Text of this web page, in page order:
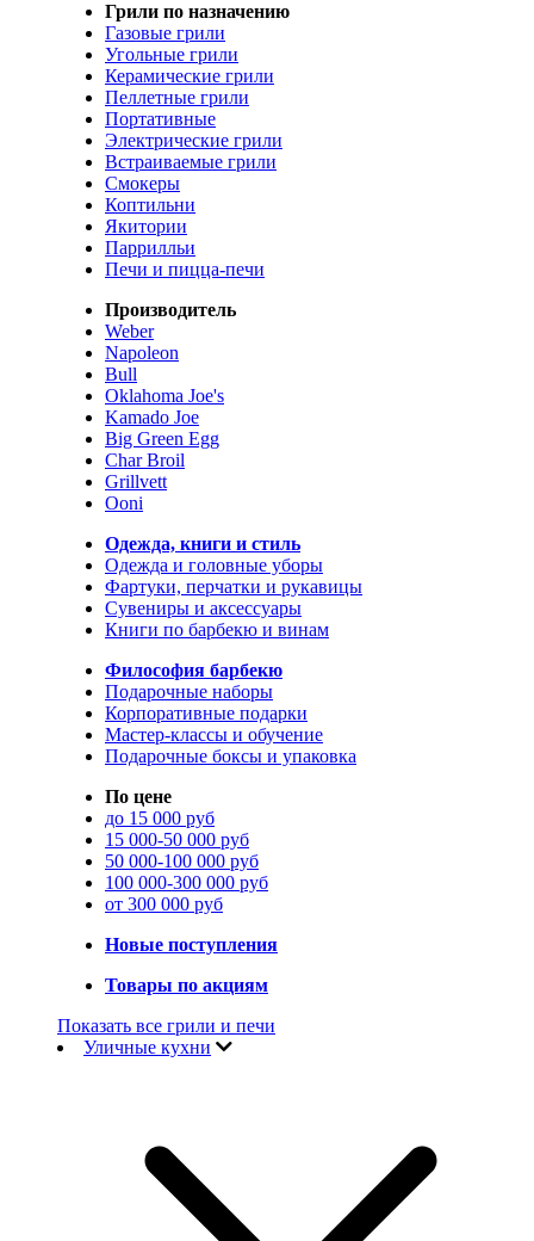
Грили по назначению
Газовые грили
Угольные грили
Керамические грили
Пеллетные грили
Портативные
Электрические грили
Встраиваемые грили
Смокеры
Коптильни
Якитории
Паррилльи
Печи и пицца-печи
Производитель
Weber
Napoleon
Bull
Oklahoma Joe's
Kamado Joe
Big Green Egg
Char Broil
Grillvett
Ooni
Одежда, книги и стиль
Одежда и головные уборы
Фартуки, перчатки и рукавицы
Сувениры и аксессуары
Книги по барбекю и винам
Философия барбекю
Подарочные наборы
Корпоративные подарки
Мастер-классы и обучение
Подарочные боксы и упаковка
По цене
до 15 000 руб
15 000-50 000 руб
50 000-100 000 руб
100 000-300 000 руб
от 300 000 руб
Новые поступления
Товары по акциям
Показать все грили и печи
Уличные кухни